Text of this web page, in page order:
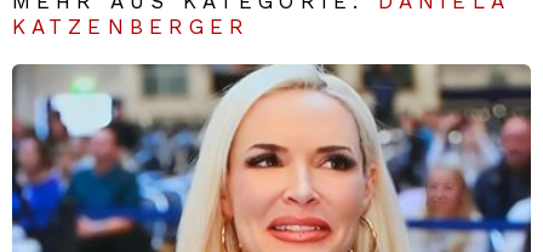
KATZENBERGER